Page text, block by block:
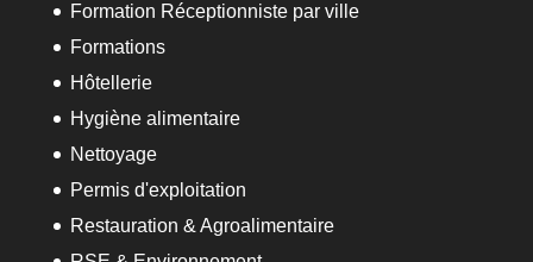
Formation Réceptionniste par ville
Formations
Hôtellerie
Hygiène alimentaire
Nettoyage
Permis d'exploitation
Restauration & Agroalimentaire